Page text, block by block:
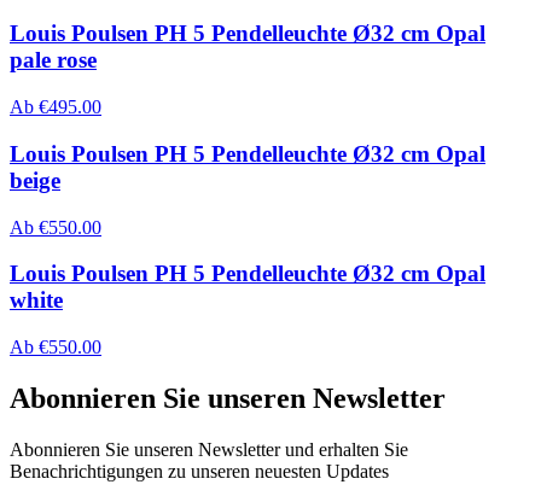
Louis Poulsen PH 5 Pendelleuchte Ø32 cm Opal
pale rose
Ab €495.00
Louis Poulsen PH 5 Pendelleuchte Ø32 cm Opal
beige
Ab €550.00
Louis Poulsen PH 5 Pendelleuchte Ø32 cm Opal
white
Ab €550.00
Abonnieren Sie unseren Newsletter
Abonnieren Sie unseren Newsletter und erhalten Sie
Benachrichtigungen zu unseren neuesten Updates